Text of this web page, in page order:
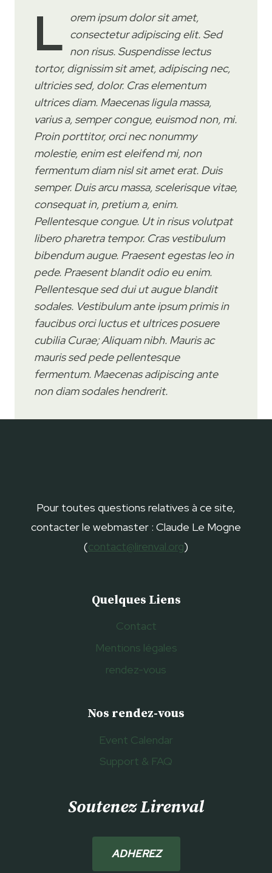
L orem ipsum dolor sit amet,
consectetur adipiscing elit. Sed
non risus. Suspendisse lectus
tortor, dignissim sit amet, adipiscing nec,
ultricies sed, dolor. Cras elementum
ultrices diam. Maecenas ligula massa,
varius a, semper congue, euismod non, mi.
Proin porttitor, orci nec nonummy
molestie, enim est eleifend mi, non
fermentum diam nisl sit amet erat. Duis
semper. Duis arcu massa, scelerisque vitae,
consequat in, pretium a, enim.
Pellentesque congue. Ut in risus volutpat
libero pharetra tempor. Cras vestibulum
bibendum augue. Praesent egestas leo in
pede. Praesent blandit odio eu enim.
Pellentesque sed dui ut augue blandit
sodales. Vestibulum ante ipsum primis in
faucibus orci luctus et ultrices posuere
cubilia Curae; Aliquam nibh. Mauris ac
mauris sed pede pellentesque
fermentum. Maecenas adipiscing ante
non diam sodales hendrerit.
Pour toutes questions relatives à ce site,
contacter le webmaster : Claude Le Mogne
(contact@lirenval.org)
Quelques Liens
Contact
Mentions légales
rendez-vous
Nos rendez-vous
Event Calendar
Support & FAQ
Soutenez Lirenval
ADHEREZ